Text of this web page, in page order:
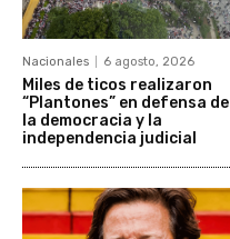
Nacionales 6 agosto, 2026
Miles de ticos realizaron
“Plantones” en defensa de
la democracia y la
independencia judicial